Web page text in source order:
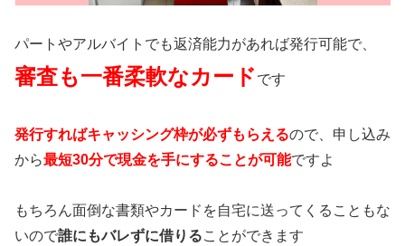
パートやアルバイトでも返済能力があれば発行可能で、
審査も一番柔軟なカード です
発行すればキャッシング枠が必ずもらえるので、申し込み
から最短30分で現金を手にすることが可能ですよ
もちろん面倒な書類やカードを自宅に送ってくることもな
いので誰にもバレずに借りることができます